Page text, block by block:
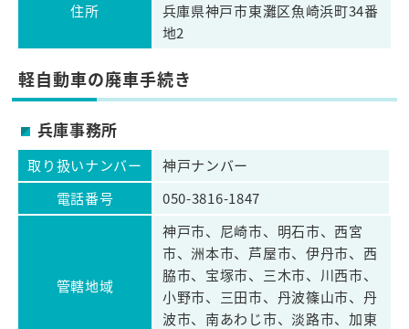
住所
兵庫県神戸市東灘区魚崎浜町34番
地2
軽自動車の廃車手続き
兵庫事務所
取り扱いナンバー
神戸ナンバー
電話番号
050-3816-1847
管轄地域
神戸市、尼崎市、明石市、西宮
市、洲本市、芦屋市、伊丹市、西
脇市、宝塚市、三木市、川西市、
小野市、三田市、丹波篠山市、丹
波市、南あわじ市、淡路市、加東